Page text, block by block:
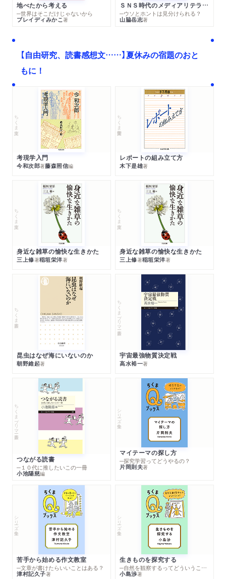
地べたから考える
─世界はそこだけじゃないから
ブレイディみかこ著
ＳＮＳ時代のメディアリテラシー
─ウソとホントは見分けられる？
山脇岳志著
【自由研究、読書感想文……】夏休みの宿題のおと
もに！
ちくま文庫
考現学入門
今和次郎著藤森照信編
ちくま学芸文庫
レポートの組み立て方
木下是雄著
ちくま文庫
身近な雑草の愉快な生きかた
三上修著稲垣栄洋著
ちくま文庫
身近な雑草の愉快な生きかた
三上修著稲垣栄洋著
ちくま新書
昆虫はなぜ海にいないのか
朝野維起著
ちくまプリマー新書
宇宙最強物質決定戦
高水裕一著
ちくまプリマー新書
つながる読書
─１０代に推したいこの一冊
小池陽慈編
シリーズ・全集
マイテーマの探し方
─探究学習ってどうやるの？
片岡則夫著
シリーズ・全集
苦手から始める作文教室
─文章が書けたらいいことはある？
津村記久子著
シリーズ・全集
生きものを探究する
─自然を観察するってどういうこと？
小島渉著